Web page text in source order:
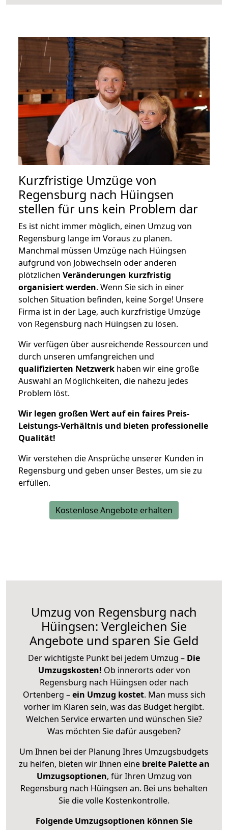
Kurzfristige Umzüge von
Regensburg nach Hüingsen
stellen für uns kein Problem dar
Es ist nicht immer möglich, einen Umzug von
Regensburg lange im Voraus zu planen.
Manchmal müssen Umzüge nach Hüingsen
aufgrund von Jobwechseln oder anderen
plötzlichen Veränderungen kurzfristig
organisiert werden. Wenn Sie sich in einer
solchen Situation befinden, keine Sorge! Unsere
Firma ist in der Lage, auch kurzfristige Umzüge
von Regensburg nach Hüingsen zu lösen.
Wir verfügen über ausreichende Ressourcen und
durch unseren umfangreichen und
qualifizierten Netzwerk haben wir eine große
Auswahl an Möglichkeiten, die nahezu jedes
Problem löst.
Wir legen großen Wert auf ein faires Preis-
Leistungs-Verhältnis und bieten professionelle
Qualität!
Wir verstehen die Ansprüche unserer Kunden in
Regensburg und geben unser Bestes, um sie zu
erfüllen.
Kostenlose Angebote erhalten
Umzug von Regensburg nach
Hüingsen: Vergleichen Sie
Angebote und sparen Sie Geld
Der wichtigste Punkt bei jedem Umzug – Die
Umzugskosten! Ob innerorts oder von
Regensburg nach Hüingsen oder nach
Ortenberg –ein Umzug kostet. Man muss sich
vorher im Klaren sein, was das Budget hergibt.
Welchen Service erwarten und wünschen Sie?
Was möchten Sie dafür ausgeben?
Um Ihnen bei der Planung Ihres Umzugsbudgets
zu helfen, bieten wir Ihnen eine breite Palette an
Umzugsoptionen, für Ihren Umzug von
Regensburg nach Hüingsen an. Bei uns behalten
Sie die volle Kostenkontrolle.
Folgende Umzugsoptionen können Sie